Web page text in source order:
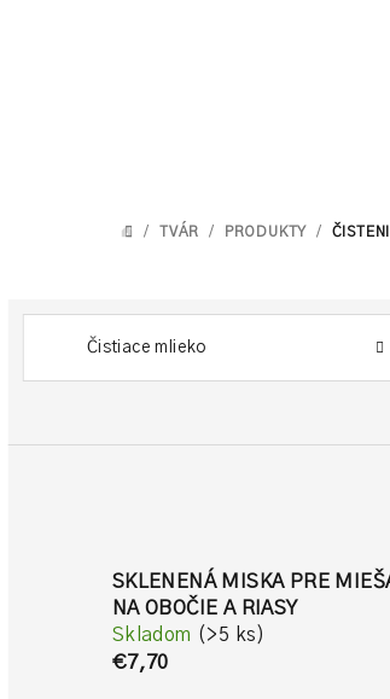
DOMOV
/ TVÁR / PRODUKTY /
Čistiace mlieko
SKLENENÁ MISKA PRE
NA OBOČIE A RIASY
Skladom (>5 ks)
€7,70